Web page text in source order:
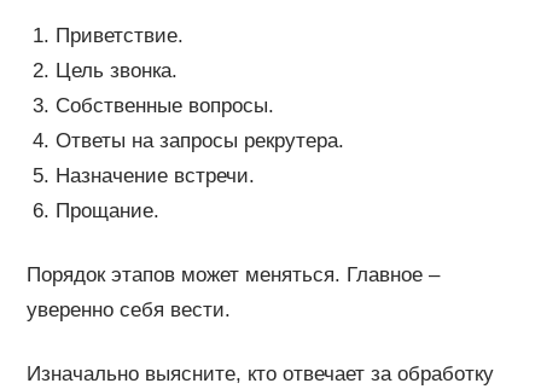
Приветствие.
Цель звонка.
Собственные вопросы.
Ответы на запросы рекрутера.
Назначение встречи.
Прощание.
Порядок этапов может меняться. Главное –
уверенно себя вести.
Изначально выясните, кто отвечает за обработку